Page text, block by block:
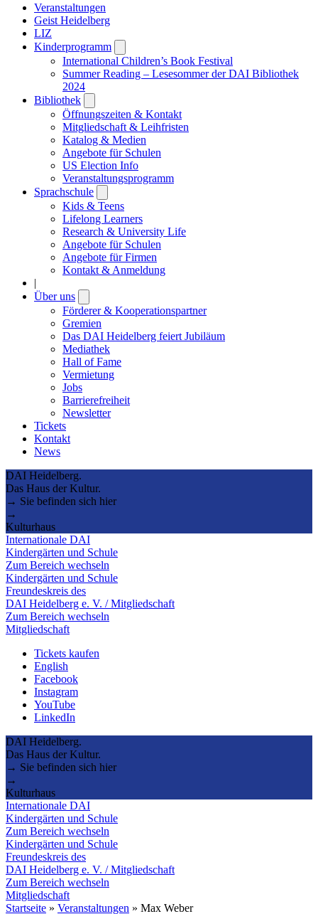
Veranstaltungen
Geist Heidelberg
LIZ
Kinderprogramm
submenu
International Children’s Book Festival
Summer Reading – Lesesommer der DAI Bibliothek
2024
Bibliothek
submenu
Öffnungszeiten & Kontakt
Mitgliedschaft & Leihfristen
Katalog & Medien
Angebote für Schulen
US Election Info
Veranstaltungsprogramm
Sprachschule
submenu
Kids & Teens
Lifelong Learners
Research & University Life
Angebote für Schulen
Angebote für Firmen
Kontakt & Anmeldung
|
Über uns
submenu
Förderer & Kooperationspartner
Gremien
Das DAI Heidelberg feiert Jubiläum
Mediathek
Hall of Fame
Vermietung
Jobs
Barrierefreiheit
Newsletter
Tickets
Kontakt
News
DAI Heidelberg.
Das Haus der Kultur.
→ Sie befinden sich hier
→
Kulturhaus
Internationale DAI
Kindergärten und Schule
Zum Bereich wechseln
Kindergärten und Schule
Freundeskreis des
DAI Heidelberg e. V. / Mitgliedschaft
Zum Bereich wechseln
Mitgliedschaft
Tickets kaufen
English
Facebook
Instagram
YouTube
LinkedIn
DAI Heidelberg.
Das Haus der Kultur.
→ Sie befinden sich hier
→
Kulturhaus
Internationale DAI
Kindergärten und Schule
Zum Bereich wechseln
Kindergärten und Schule
Freundeskreis des
DAI Heidelberg e. V. / Mitgliedschaft
Zum Bereich wechseln
Mitgliedschaft
Startseite » Veranstaltungen » Max Weber